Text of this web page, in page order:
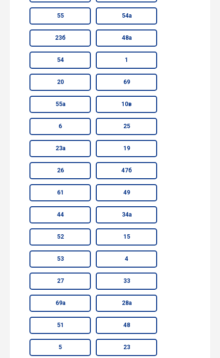
55 54а
23б 48а
54 1
20 69
55а 10в
6 25
23а 19
26 47б
61 49
44 34а
52 15
53 4
27 33
69а 28а
51 48
5 23